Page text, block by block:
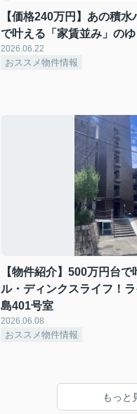
【価格240万円】あの積
で叶える「家賃並み」の
2026.06.22
おススメ物件情報
【物件紹介】500万円台
ル・ディンクスライフ！
島401号室
2026.06.08
おススメ物件情報
もっと